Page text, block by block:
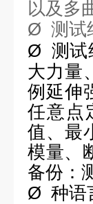
以及多
Ø 测试
Ø 测试
大力量
例延伸
任意点
值、最
模量、
备份：
Ø 种语